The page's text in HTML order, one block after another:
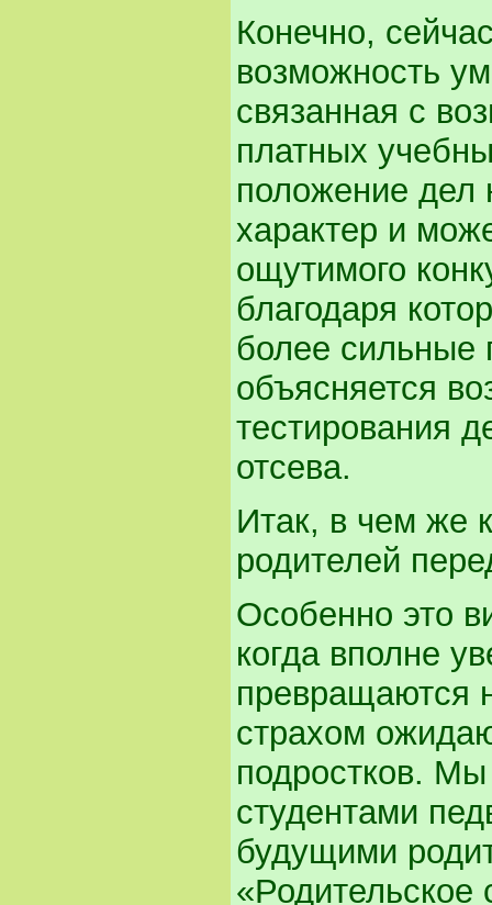
Конечно,
возможность
связанная с
платных
положение дел
характер и
ощутимого
благодаря
более сильные
объясняется
тестирования
отсева.
Итак, в чем же
родителей
Особенно это
когда вполне
превращаются
страхом
подростков.
студентами
будущими